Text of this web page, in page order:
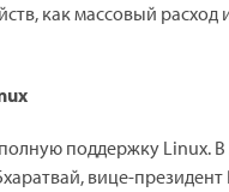
как массовый расход
поддержку Linux.
вице-президент